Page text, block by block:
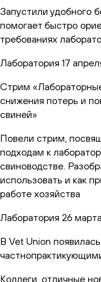
Запустили удобного
помогает быстро
требованиях
Лаборатория 17
Стрим
снижения потерь и
свиней»
Повели стрим,
подходам к
свиноводстве.
использовать и как
работе хозяйства
Лаборатория 26
В Vet Union
Коллеги, отличные